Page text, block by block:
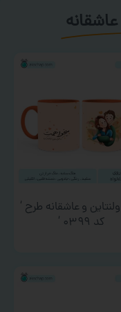
و عاشقانه طرح ‘
کد ۰۳۹۹ ‘